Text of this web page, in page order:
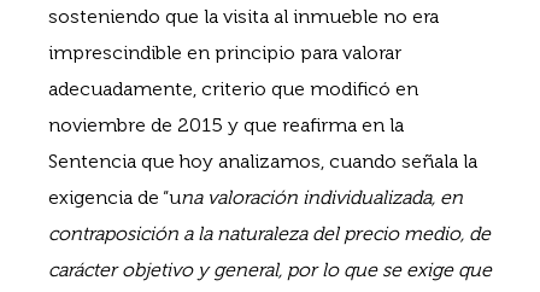
sosteniendo que la visita al inmueble no era
imprescindible en principio para valorar
adecuadamente, criterio que modificó en
noviembre de 2015 y que reafirma en la
Sentencia que hoy analizamos, cuando señala la
exigencia de “una valoración individualizada, en
contraposición a la naturaleza del precio medio, de
carácter objetivo y general, por lo que se exige que